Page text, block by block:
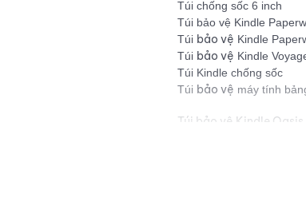
Túi chống sốc 6 inch
Túi bảo vệ Kindle
Túi bảo vệ Kindle
Túi bảo vệ Kindle
Túi Kindle chống sốc
Túi bảo vệ máy tính
Túi bảo vệ Kindle Oasis